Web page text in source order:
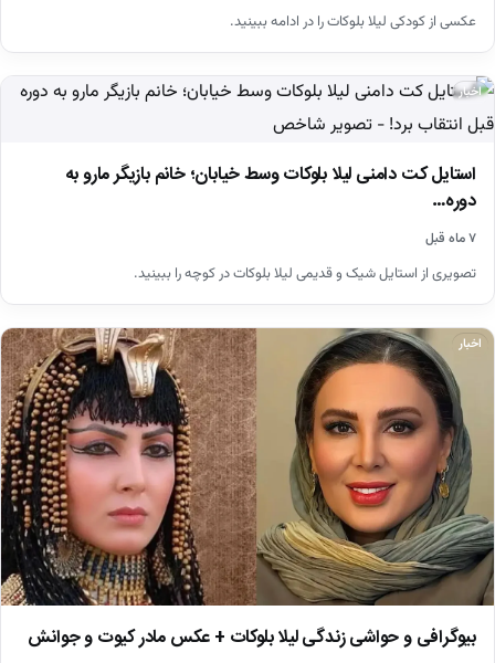
عکسی از کودکی لیلا بلوکات را در ادامه ببینید.
اخبار
استایل کت دامنی لیلا بلوکات وسط خیابان؛ خانم بازیگر مارو به
دوره…
۷ ماه قبل
تصویری از استایل شیک و قدیمی لیلا بلوکات در کوچه را ببینید.
اخبار
بیوگرافی و حواشی زندگی لیلا بلوکات + عکس‌ مادر کیوت و جوانش